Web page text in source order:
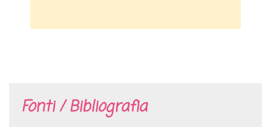
Fonti / Bibliografia